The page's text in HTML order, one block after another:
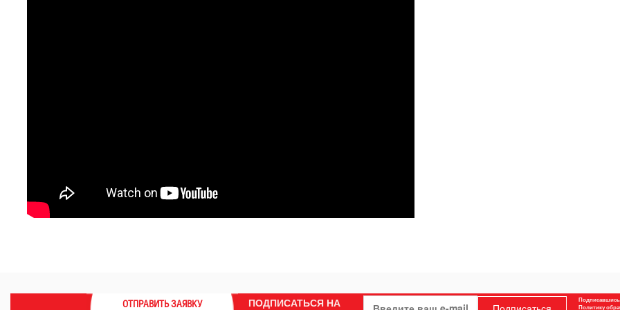
ОТПРАВИТЬ ЗАЯВКУ
ПОДПИСАТЬСЯ НА
Политику